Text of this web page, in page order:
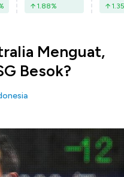
1.88% 1.35
Menguat,
Besok?